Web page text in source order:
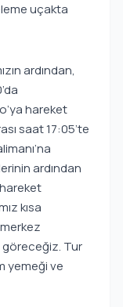
uçakta
ardından,
hareket
saat 17:05’te
ardından
kısa
Tur
yemeği ve